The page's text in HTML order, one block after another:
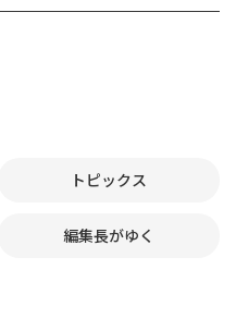
トピックス
編集長がゆく